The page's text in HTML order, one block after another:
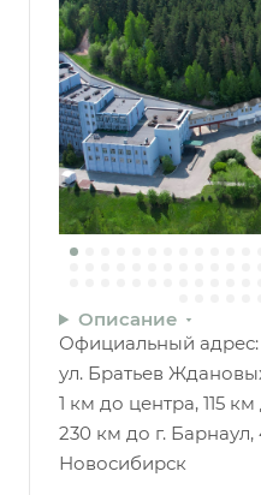
Описание
Официальный адрес:
ул. Братьев
1 км до центра, 115
230 км до г. Барнаул,
Новосибирск